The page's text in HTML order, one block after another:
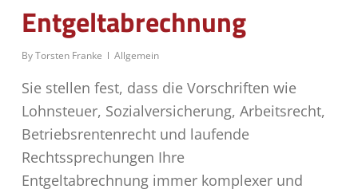
Entgeltabrechnung
ByTorsten Franke Allgemein
Sie stellen fest, dass die Vorschriften wie
Lohnsteuer, Sozialversicherung, Arbeitsrecht,
Betriebsrentenrecht und laufende
Rechtssprechungen Ihre
Entgeltabrechnung immer komplexer und